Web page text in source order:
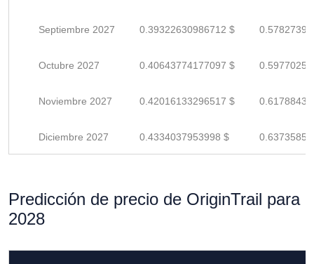
Septiembre 2027 0.39322630986712 $
Octubre 2027 0.40643774177097 $
Noviembre 2027 0.42016133296517 $
Diciembre 2027 0.4334037953998 $
Predicción de precio de OriginTrail para
2028